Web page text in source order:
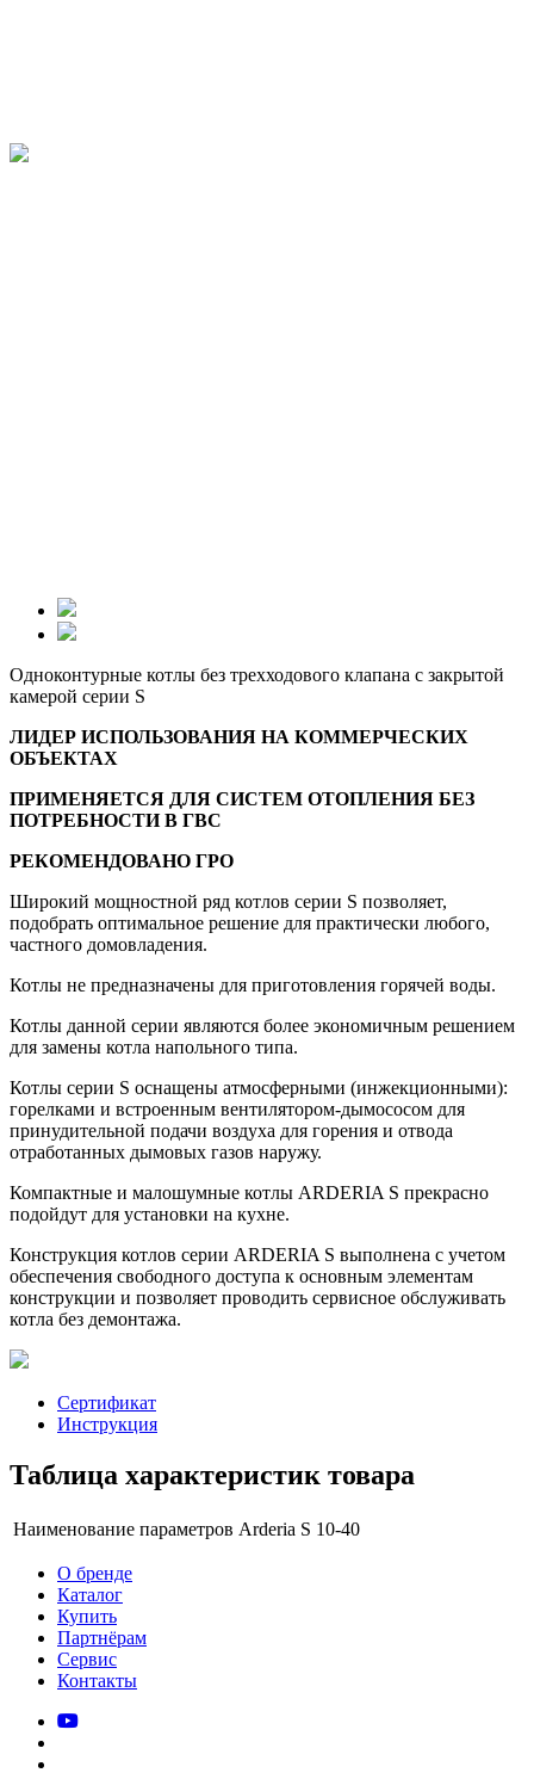
Одноконтурные котлы без трехходового клапана с закрытой
камерой серии S
ЛИДЕР ИСПОЛЬЗОВАНИЯ НА КОММЕРЧЕСКИХ
ОБЪЕКТАХ
ПРИМЕНЯЕТСЯ ДЛЯ СИСТЕМ ОТОПЛЕНИЯ БЕЗ
ПОТРЕБНОСТИ В ГВС
РЕКОМЕНДОВАНО ГРО
Широкий мощностной ряд котлов серии S позволяет,
подобрать оптимальное решение для практически любого,
частного домовладения.
Котлы не предназначены для приготовления горячей воды.
Котлы данной серии являются более экономичным решением
для замены котла напольного типа.
Котлы серии S оснащены атмосферными (инжекционными):
горелками и встроенным вентилятором-дымососом для
принудительной подачи воздуха для горения и отвода
отработанных дымовых газов наружу.
Компактные и малошумные котлы ARDERIA S прекрасно
подойдут для установки на кухне.
Конструкция котлов серии ARDERIA S выполнена с учетом
обеспечения свободного доступа к основным элементам
конструкции и позволяет проводить сервисное обслуживать
котла без демонтажа.
Сертификат
Инструкция
Таблица характеристик товара
Наименование параметров Arderia S 10-40
О бренде
Каталог
Купить
Партнёрам
Сервис
Контакты